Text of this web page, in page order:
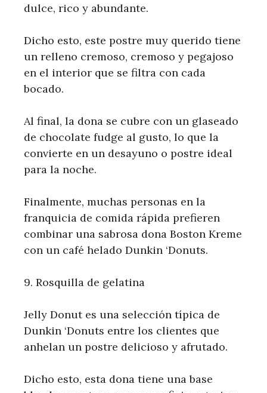
dulce, rico y abundante.
Dicho esto, este postre muy querido tiene
un relleno cremoso, cremoso y pegajoso
en el interior que se filtra con cada
bocado.
Al final, la dona se cubre con un glaseado
de chocolate fudge al gusto, lo que la
convierte en un desayuno o postre ideal
para la noche.
Finalmente, muchas personas en la
franquicia de comida rápida prefieren
combinar una sabrosa dona Boston Kreme
con un café helado Dunkin ‘Donuts.
9. Rosquilla de gelatina
Jelly Donut es una selección típica de
Dunkin ‘Donuts entre los clientes que
anhelan un postre delicioso y afrutado.
Dicho esto, esta dona tiene una base